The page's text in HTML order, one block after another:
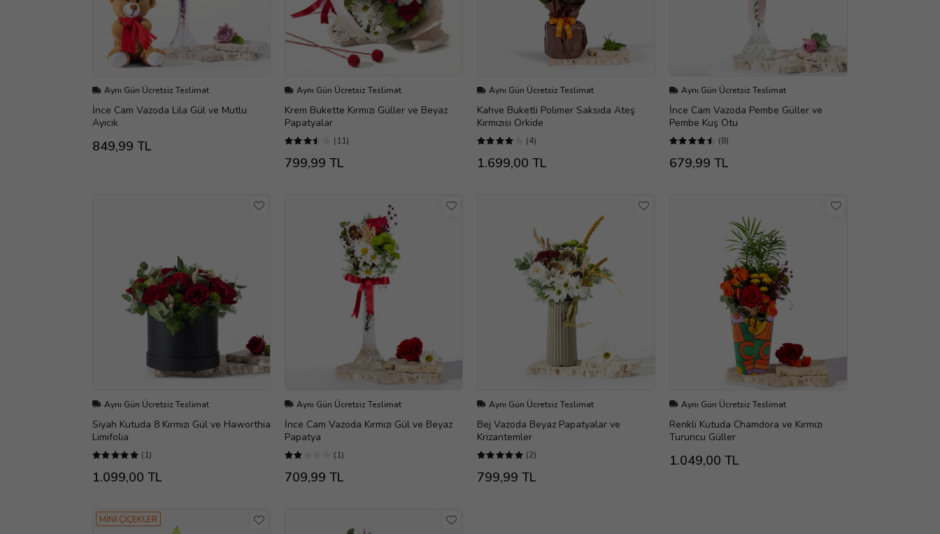
Aynı Gün Ücretsiz Teslimat
İnce Cam Vazoda Lila Gül ve Mutlu
Ayıcık
849,99 TL
Aynı Gün Ücretsiz Teslimat
Krem Bukette Kırmızı Güller ve Beyaz
Papatyalar
(11)
799,99 TL
Aynı Gün Ücretsiz Teslimat
Kahve Buketli Polimer Saksıda Ateş
Kırmızısı Orkide
(4)
1.699,00 TL
Aynı Gün Ücretsiz Teslimat
İnce Cam Vazoda Pembe Güller ve
Pembe Kuş Otu
(8)
679,99 TL
Aynı Gün Ücretsiz Teslimat
Siyah Kutuda 8 Kırmızı Gül ve Haworthia
Limifolia
(1)
1.099,00 TL
Aynı Gün Ücretsiz Teslimat
İnce Cam Vazoda Kırmızı Gül ve Beyaz
Papatya
(1)
709,99 TL
Aynı Gün Ücretsiz Teslimat
Bej Vazoda Beyaz Papatyalar ve
Krizantemler
(2)
799,99 TL
Aynı Gün Ücretsiz Teslimat
Renkli Kutuda Chamdora ve Kırmızı
Turuncu Güller
1.049,00 TL
MİNİ ÇİÇEKLER